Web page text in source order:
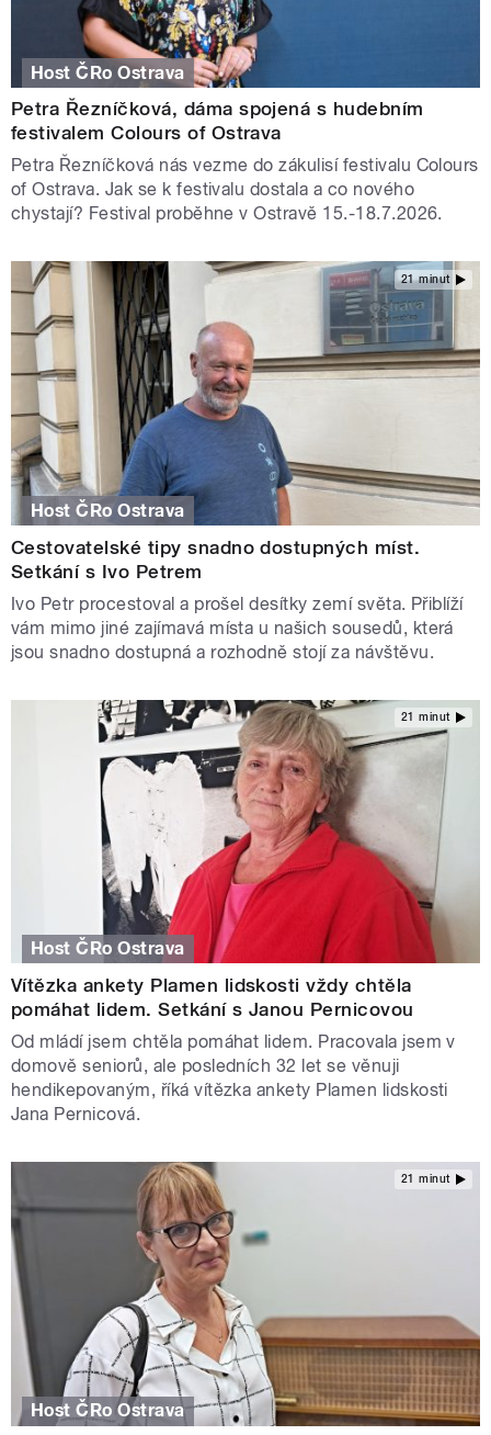
Host ČRo Ostrava
Petra Řezníčková, dáma spojená s hudebním
festivalem Colours of Ostrava
Petra Řezníčková nás vezme do zákulisí festivalu Colours
of Ostrava. Jak se k festivalu dostala a co nového
chystají? Festival proběhne v Ostravě 15.-18.7.2026.
21 minut
Host ČRo Ostrava
Cestovatelské tipy snadno dostupných míst.
Setkání s Ivo Petrem
Ivo Petr procestoval a prošel desítky zemí světa. Přiblíží
vám mimo jiné zajímavá místa u našich sousedů, která
jsou snadno dostupná a rozhodně stojí za návštěvu.
21 minut
Host ČRo Ostrava
Vítězka ankety Plamen lidskosti vždy chtěla
pomáhat lidem. Setkání s Janou Pernicovou
Od mládí jsem chtěla pomáhat lidem. Pracovala jsem v
domově seniorů, ale posledních 32 let se věnuji
hendikepovaným, říká vítězka ankety Plamen lidskosti
Jana Pernicová.
21 minut
Host ČRo Ostrava